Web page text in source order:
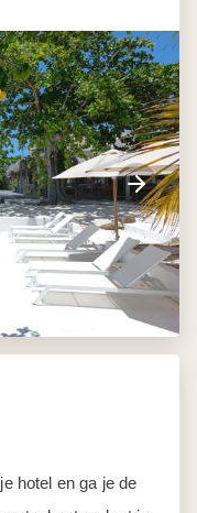
hotel en ga je de
en laat je
van
water, plons je het